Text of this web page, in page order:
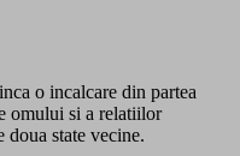
o incalcare din partea
omului si a relatiilor
doua state vecine.